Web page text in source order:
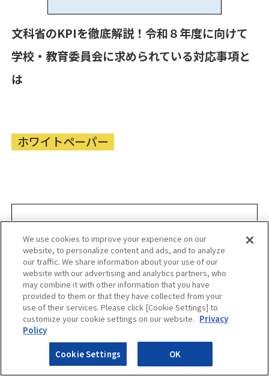
文科省のKPIを徹底解説！令和８年度に向けて
学校・教育委員会に求められている対応事項と
は
ホワイトペーパー
We use cookies to improve your experience on our
website, to personalize content and ads, and to analyze
our traffic. We share information about your use of our
website with our advertising and analytics partners, who
may combine it with other information that you have
provided to them or that they have collected from your
use of their services. Please click [Cookie Settings] to
customize your cookie settings on our website. Privacy
Policy
Cookie Settings OK